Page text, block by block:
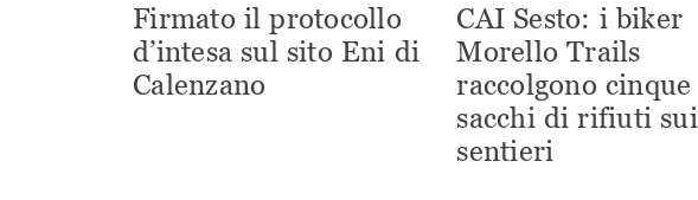
Firmato il protocollo
d’intesa sul sito Eni di
Calenzano
CAI Sesto: i biker
Morello Trails
raccolgono cinque
sacchi di rifiuti sui
sentieri